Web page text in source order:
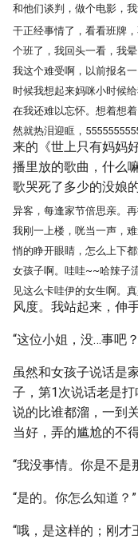
和他们谈判，做个电影，
干正经事情了，看看班牌
个班了，我回头一看，我
我这个难受啊，以前报名
时候我想起来妈咪小时候
在我还难以忘怀。想着想
然就热泪迎眶，
来的《世上只有妈妈
播里放的歌曲，什么
歌哭死了多少的没娘
异客，每逢家节倍思亲。
我刚一上楼，咣当一声，
悄的睁开眼睛，怎么上下
女孩子啊。哇哇~~哈辣子
见这么卡哇伊的女生啊。
风度。我站起来，伸
“这位小姐，没…事吧
虽然和女孩子说话是
子，第1次说话老是
说的比谁都溜，一到
当好，弄的尴尬的不得
“我没事情。你是不是
“是的。你怎么知道？”
“哦，是这样的；刚